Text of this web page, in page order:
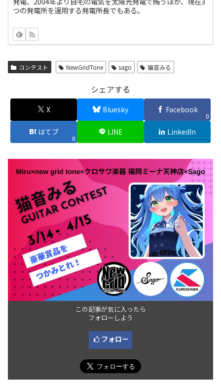
つの発電所を運用する発電所長でもある。
コンテスト NewGridTone sago 猫音みる
シェアする
X Bluesky Facebook
0
はてブ
0
LINE LinkedIn
この記事が気に入ったら
フォローしよう
フォロー